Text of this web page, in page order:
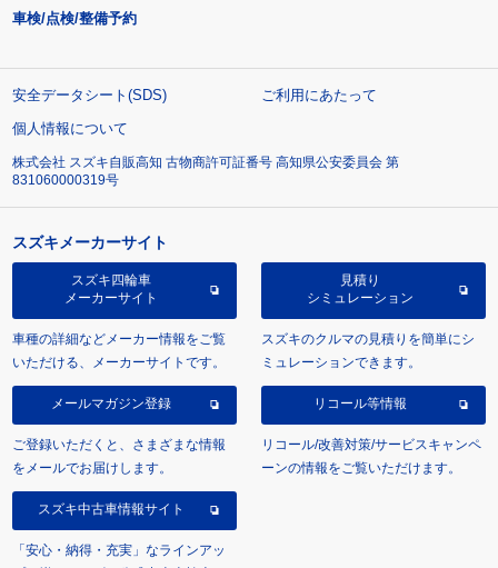
車検/点検/整備予約
安全データシート(SDS)
ご利用にあたって
個人情報について
株式会社 スズキ自販高知 古物商許可証番号 高知県公安委員会 第
831060000319号
スズキメーカーサイト
スズキ四輪車
メーカーサイト
車種の詳細などメーカー情報をご覧
いただける、メーカーサイトです。
見積り
シミュレーション
スズキのクルマの見積りを簡単にシ
ミュレーションできます。
メールマガジン登録
ご登録いただくと、さまざまな情報
をメールでお届けします。
リコール等情報
リコール/改善対策/サービスキャンペ
ーンの情報をご覧いただけます。
スズキ中古車情報サイト
「安心・納得・充実」なラインアッ